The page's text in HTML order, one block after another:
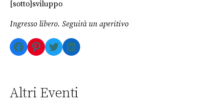
[sotto]sviluppo
Ingresso libero. Seguirà un aperitivo
Facebook
Pinterest
TwitterLinkedIn
Altri Eventi